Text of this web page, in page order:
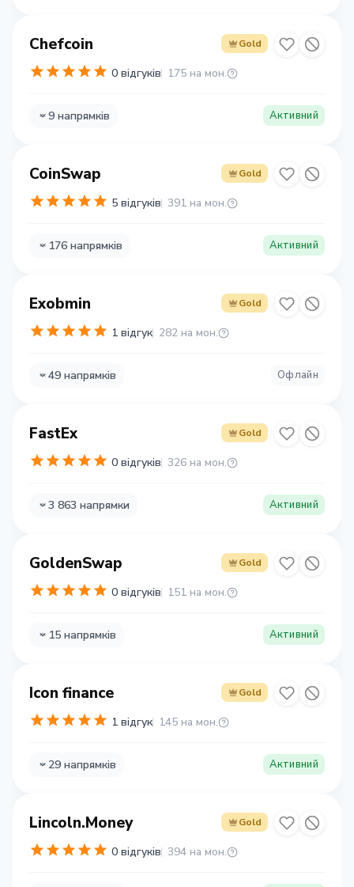
Chefcoin Gold
0 відгуків 175 на мон.
9 напрямків Активний
CoinSwap Gold
5 відгуків 391 на мон.
176 напрямків Активний
Exobmin Gold
1 відгук 282 на мон.
49 напрямків Офлайн
FastEx Gold
0 відгуків 326 на мон.
3 863 напрямки Активний
GoldenSwap Gold
0 відгуків 151 на мон.
15 напрямків Активний
Icon finance Gold
1 відгук 145 на мон.
29 напрямків Активний
Lincoln.Money Gold
0 відгуків 394 на мон.